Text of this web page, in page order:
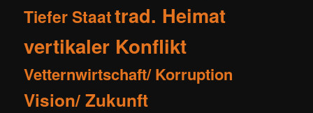
Tiefer Staattrad. Heimat
vertikaler Konflikt
Vetternwirtschaft/ Korruption
Vision/ Zukunft